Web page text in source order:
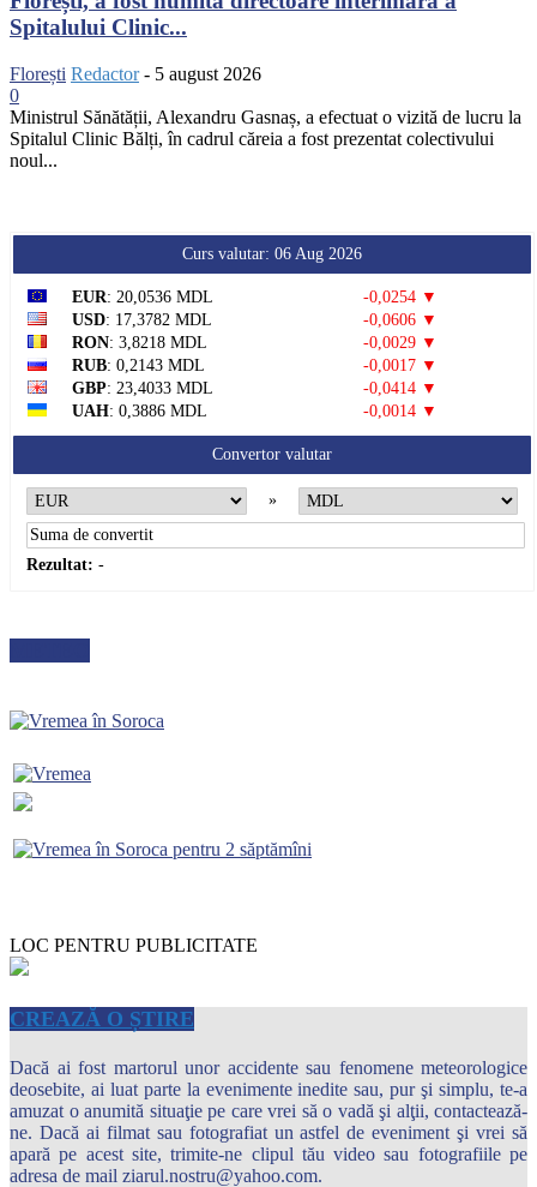
Spitalului Clinic...
Florești Redactor - 5 august 2026
0
Ministrul Sănătății, Alexandru Gasnaș, a efectuat o vizită de lucru la
Spitalul Clinic Bălți, în cadrul căreia a fost prezentat colectivului
noul...
Curs valutar: 06 Aug 2026
EUR: 20,0536 MDL
-0,0254 ▼
USD: 17,3782 MDL
-0,0606 ▼
RON: 3,8218 MDL
-0,0029 ▼
RUB: 0,2143 MDL
-0,0017 ▼
GBP: 23,4033 MDL
-0,0414 ▼
UAH: 0,3886 MDL -0,0014 ▼
Convertor valutar
»
Rezultat: -
LOC PENTRU PUBLICITATE
CREAZĂ O ȘTIRE
Dacă ai fost martorul unor accidente sau fenomene meteorologice
deosebite, ai luat parte la evenimente inedite sau, pur şi simplu, te-a
amuzat o anumită situaţie pe care vrei să o vadă şi alţii, contactează-
ne. Dacă ai filmat sau fotografiat un astfel de eveniment şi vrei să
apară pe acest site, trimite-ne clipul tău video sau fotografiile pe
adresa de mail ziarul.nostru@yahoo.com.